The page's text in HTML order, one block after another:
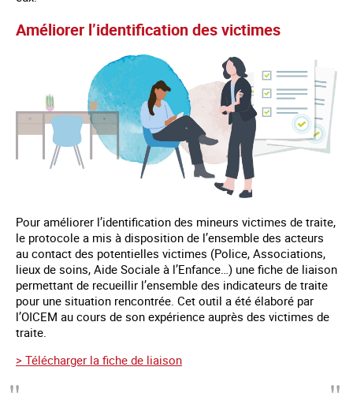
Améliorer l’identification des victimes
Pour améliorer l’identification des mineurs victimes de traite,
le protocole a mis à disposition de l’ensemble des acteurs
au contact des potentielles victimes (Police, Associations,
lieux de soins, Aide Sociale à l’Enfance…) une fiche de liaison
permettant de recueillir l’ensemble des indicateurs de traite
pour une situation rencontrée. Cet outil a été élaboré par
l’OICEM au cours de son expérience auprès des victimes de
traite.
> Télécharger la fiche de liaison